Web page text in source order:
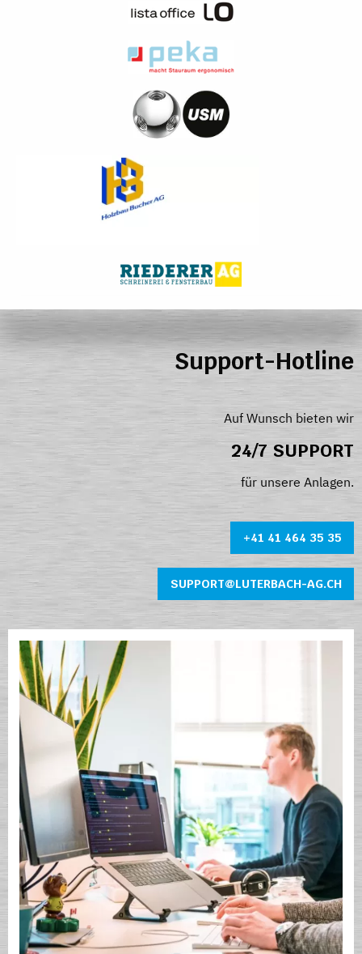
Support-Hotline
Auf Wunsch bieten wir
24/7 SUPPORT
für unsere Anlagen.
+41 41 464 35 35
SUPPORT@LUTERBACH-AG.CH